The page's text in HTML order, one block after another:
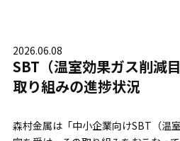
2026.06.08
SBT（温室効果ガス削減
取り組みの進捗状況
森村金属は「中小企業向けSBT（温